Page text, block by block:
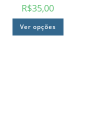
R$35,00
Ver opções